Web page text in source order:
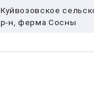
Куйвозовское
р-н, ферма Сосны